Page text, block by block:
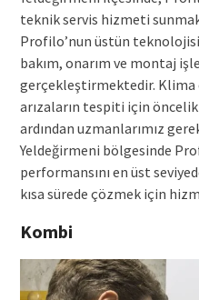
teknik servis hizmeti
Profilo’nun üstün
bakım, onarım ve montaj
gerçekleştirmektedir. Klima
arızaların tespiti için
ardından uzmanlarımız
Yeldeğirmeni bölgesinde
performansını en üst
kısa sürede çözmek için
Kombi